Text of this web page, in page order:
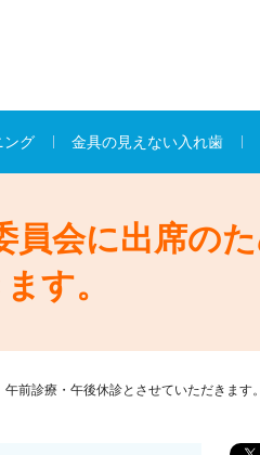
ング 金具の見えない入れ歯
会に出席の
す。
前診療・午後休診とさせていただきます。